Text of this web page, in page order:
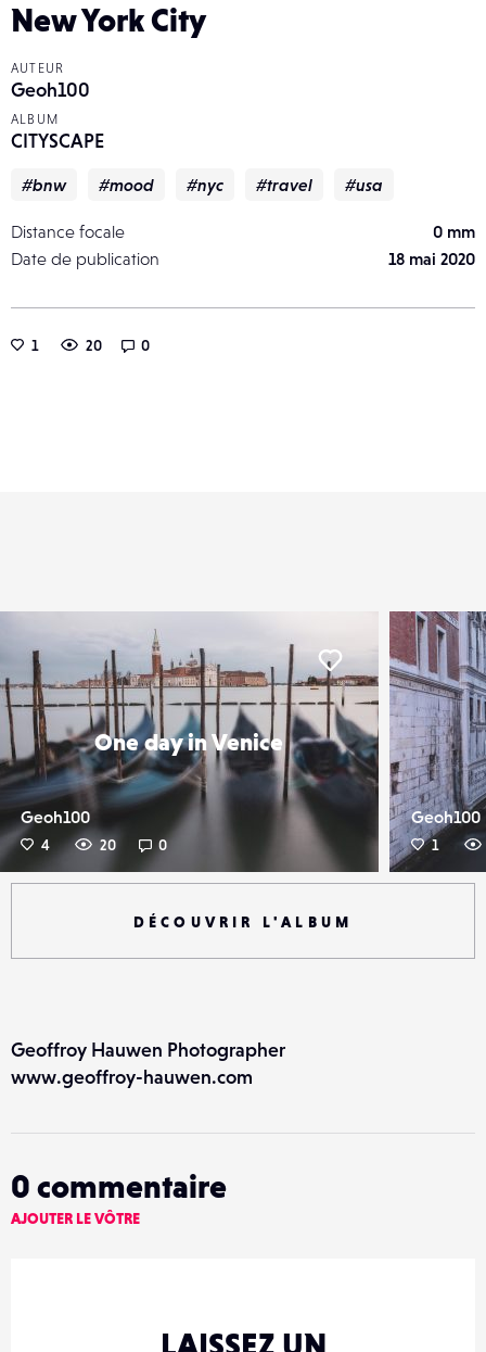
New York City
AUTEUR
Geoh100
ALBUM
CITYSCAPE
#bnw #mood #nyc #travel #usa
Distance focale
0 mm
Date de publication
18 mai 2020
1 20 0
One day in Venice
Geoh100
4 20 0
Liker
Geoh100
1
DÉCOUVRIR L'ALBUM
Geoffroy Hauwen Photographer
www.geoffroy-hauwen.com
0 commentaire
AJOUTER LE VÔTRE